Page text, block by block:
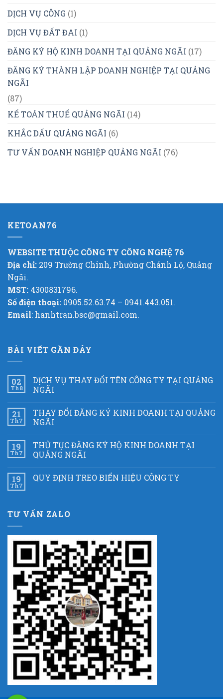
DỊCH VỤ CÔNG (1)
DỊCH VỤ ĐẤT ĐAI (1)
ĐĂNG KÝ HỘ KINH DOANH TẠI QUẢNG NGÃI (17)
ĐĂNG KÝ THÀNH LẬP DOANH NGHIỆP TẠI QUẢNG
NGÃI
(87)
KẾ TOÁN THUẾ QUẢNG NGÃI (14)
KHẮC DẤU QUẢNG NGÃI (6)
TƯ VẤN DOANH NGHIỆP QUẢNG NGÃI (76)
KETOAN76
WEBSITE THUỘC CÔNG TY CÔNG NGHỆ 76
Địa chỉ: 209 Trường Chinh, Phường Chánh Lộ, Quảng
Ngãi.
MST: 4300831796.
Số điện thoại: 0905.52.63.74 – 0941.443.051.
Email: hanhtran.bsc@gmail.com.
BÀI VIẾT GẦN ĐÂY
02
Th8
DỊCH VỤ THAY ĐỔI TÊN CÔNG TY TẠI QUẢNG
NGÃI
21
Th7
THAY ĐỔI ĐĂNG KÝ KINH DOANH TẠI QUẢNG
NGÃI
19
Th7
THỦ TỤC ĐĂNG KÝ HỘ KINH DOANH TẠI
QUẢNG NGÃI
19
Th7
QUY ĐỊNH TREO BIỂN HIỆU CÔNG TY
TƯ VẤN ZALO